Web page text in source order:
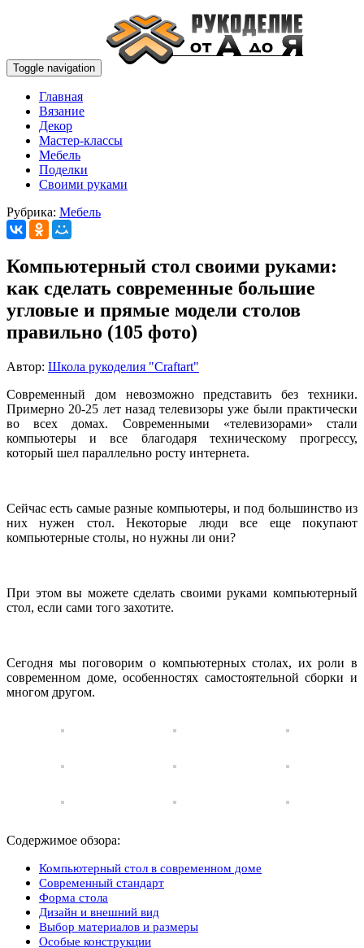
Toggle navigation
Главная
Вязание
Декор
Мастер-классы
Мебель
Поделки
Своими руками
Рубрика: Мебель
Компьютерный стол своими руками:
как сделать современные большие
угловые и прямые модели столов
правильно (105 фото)
Автор: Школа рукоделия "Craftart"
Современный дом невозможно представить без техники.
Примерно 20-25 лет назад телевизоры уже были практически
во всех домах. Современными «телевизорами» стали
компьютеры и все благодаря техническому прогрессу,
который шел параллельно росту интернета.
Сейчас есть самые разные компьютеры, и под большинство из
них нужен стол. Некоторые люди все еще покупают
компьютерные столы, но нужны ли они?
При этом вы можете сделать своими руками компьютерный
стол, если сами того захотите.
Сегодня мы поговорим о компьютерных столах, их роли в
современном доме, особенностях самостоятельной сборки и
многом другом.
Содержимое обзора:
Компьютерный стол в современном доме
Современный стандарт
Форма стола
Дизайн и внешний вид
Выбор материалов и размеры
Особые конструкции